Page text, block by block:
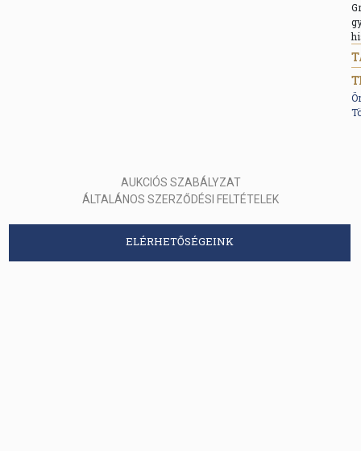
AUKCIÓS SZABÁLYZAT
ÁLTALÁNOS SZERZŐDÉSI FELTÉTELEK
ELÉRHETŐSÉGEINK